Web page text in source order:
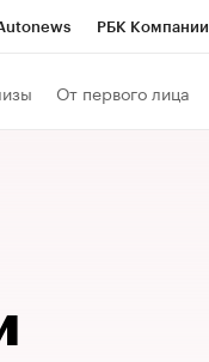
РБК Компании
От первого лица